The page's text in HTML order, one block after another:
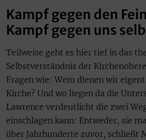
Kampf gegen den
Kampf gegen uns
Teilweise geht es hier tief in das
Selbstverständnis der
Fragen wie: Wem dienen wir
Kirche? Und wo liegen da die
Lawrence verdeutlicht die zwei
einschlagen kann: Entweder, sie
über Jahrhunderte zuvor, schließt